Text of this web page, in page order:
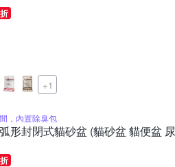
+1
，內置除臭包
形封閉式貓砂盆 (貓砂盆 貓便盆